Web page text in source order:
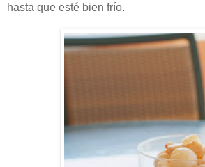
hasta que esté bien frío.